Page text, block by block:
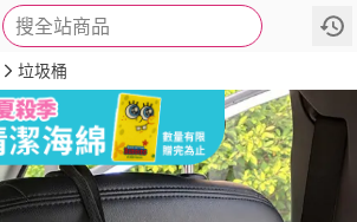
搜全站商品
評價 詳情
垃圾桶